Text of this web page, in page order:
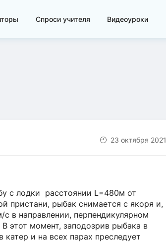
Спроси учителя Видеоуроки
23 октября 2021
с лодки расстоянии L=480м от
пристани, рыбак снимается с якоря и,
в направлении, перпендикулярном
этот момент, заподозрив рыбака в
и на всех парах преследует